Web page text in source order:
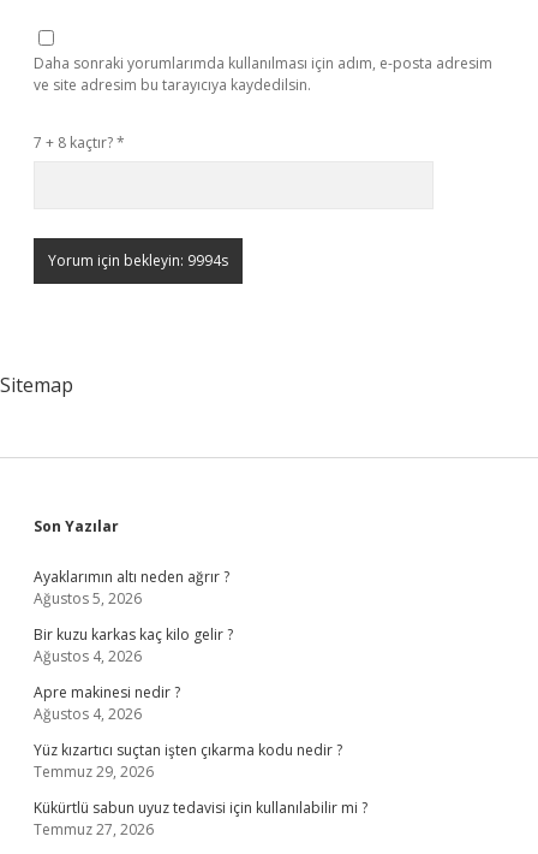
Daha sonraki yorumlarımda kullanılması için adım, e-posta adresim
ve site adresim bu tarayıcıya kaydedilsin.
7 + 8 kaçtır?*
Sitemap
Sidebar
Son Yazılar
Ayaklarımın altı neden ağrır ?
Ağustos 5, 2026
Bir kuzu karkas kaç kilo gelir ?
Ağustos 4, 2026
Apre makinesi nedir ?
Ağustos 4, 2026
Yüz kızartıcı suçtan işten çıkarma kodu nedir ?
Temmuz 29, 2026
Kükürtlü sabun uyuz tedavisi için kullanılabilir mi ?
Temmuz 27, 2026